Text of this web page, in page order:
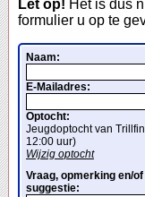
Let op! Het is dus
formulier u op te
Naam:
E-Mailadres:
Optocht:
Jeugdoptocht van
12:00 uur)
Wijzig optocht
Vraag, opmerking en/of
suggestie: